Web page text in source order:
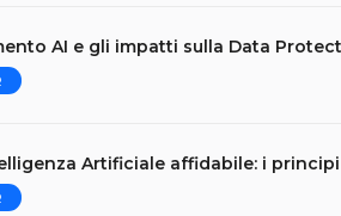
AI e gli impatti sulla Data
Artificiale affidabile: i